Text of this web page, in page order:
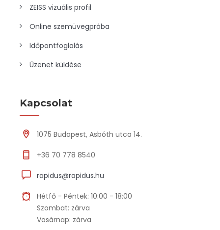
ZEISS vizuális profil
Online szemüvegpróba
Időpontfoglalás
Üzenet küldése
Kapcsolat
1075 Budapest, Asbóth utca 14.
+36 70 778 8540
rapidus@rapidus.hu
Hétfő - Péntek: 10:00 - 18:00
Szombat: zárva
Vasárnap: zárva